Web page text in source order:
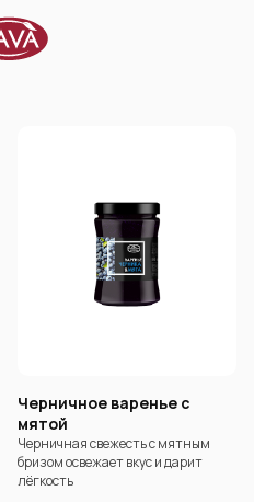
Черничное варенье с
мятой
Черничная свежесть с мятным
бризом освежает вкус и дарит
лёгкость